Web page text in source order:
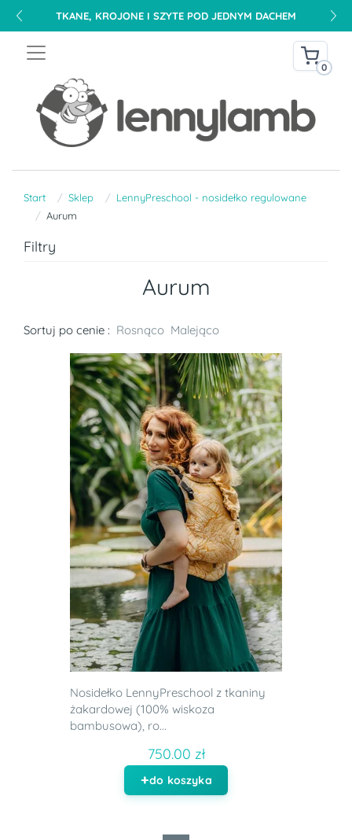
TKANE, KROJONE I SZYTE POD JEDNYM DACHEM
0
Start Sklep
LennyPreschool - nosidełko regulowane
Aurum
Filtry
Aurum
Sortuj po cenie : Rosnąco Malejąco
Nosidełko LennyPreschool z tkaniny
żakardowej (100% wiskoza
bambusowa), ro...
750.00 zł
do koszyka